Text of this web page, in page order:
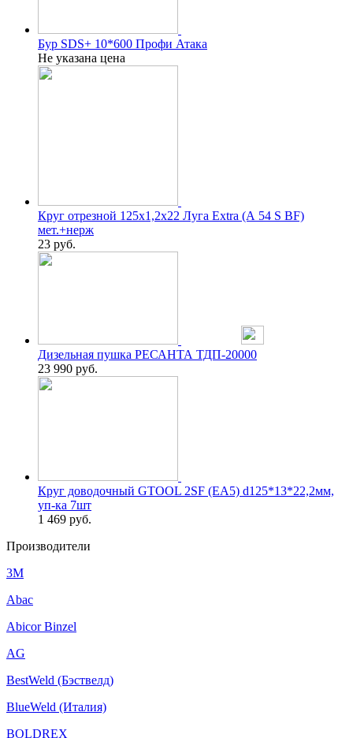
Бур SDS+ 10*600 Профи Атака
Не указана цена
Круг отрезной 125х1,2х22 Луга Extra (А 54 S BF)
мет.+нерж
23 руб.
Дизельная пушка РЕСАНТА ТДП-20000
23 990 руб.
Круг доводочный GTOOL 2SF (EA5) d125*13*22,2мм,
уп-ка 7шт
1 469 руб.
Производители
3M
Abac
Abicor Binzel
AG
BestWeld (Бэствелд)
BlueWeld (Италия)
BOLDREX